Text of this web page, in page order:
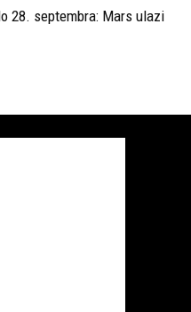
28. septembra: Mars ulazi